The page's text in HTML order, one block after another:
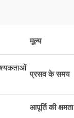
मूल्य
प्रसव के समय
आपूर्ति की क्षमता